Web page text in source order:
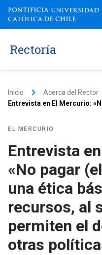
Rectoría
Inicio keyboard_arrow_right Acerca del Rector
Entrevista en El Mercurio:
EL MERCURIO
Entrevista
«No pagar
una ética
recursos, al
permiten el
otras